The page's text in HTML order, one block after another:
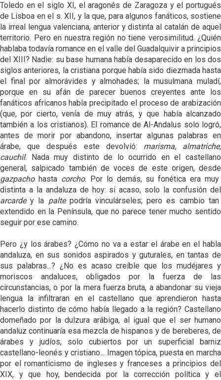
Toledo en el siglo XI, el aragonés de Zaragoza y el portugués
de Lisboa en el s. XII, y la que, para algunos fanáticos, sostiene
la irreal lengua valenciana, anterior y distinta al catalán de aquel
territorio. Pero en nuestra región no tiene verosimilitud. ¿Quién
hablaba todavía romance en el valle del Guadalquivir a principios
del XIII? Nadie: su base humana había desaparecido en los dos
siglos anteriores, la cristiana porque había sido diezmada hasta
el final por almorávides y almohades; la musulmana muladí,
porque en su afán de parecer buenos creyentes ante los
fanáticos africanos había precipitado el proceso de arabización
(que, por cierto, venía de muy atrás, y que había alcanzado
también a los cristianos). El romance de Al-Andalus solo logró,
antes de morir por abandono, insertar algunas palabras en
árabe, que después este devolvió: marisma, almatriche,
cauchil. Nada muy distinto de lo ocurrido en el castellano
general, salpicado también de voces de este origen, desde
gazpachohastacorcho. Por lo demás, su fonética era muy
distinta a la andaluza de hoy: si acaso, solo la confusión del
arcardey la paltepodría vinculárseles; pero es cambio tan
extendido en la Península, que no parece tener mucho sentido
seguir por ese camino.
Pero ¿y los árabes? ¿Cómo no va a estar el árabe en el habla
andaluza, en sus sonidos aspirados y guturales, en tantas de
sus palabras...? ¿No es acaso creíble que los mudéjares y
moriscos andaluces, obligados por la fuerza de las
circunstancias, o por la mera fuerza bruta, a abandonar su vieja
lengua la infiltraran en el castellano que aprendieron hasta
hacerlo distinto de cómo había llegado a la región? Castellano
domeñado por la dulzura arábiga, al igual que el ser humano
andaluz continuaría esa mezcla de hispanos y de bereberes, de
árabes y judíos, solo cubiertos por un superficial barniz
castellano-leonés y cristiano... Imagen tópica, puesta en marcha
por el romanticismo de ingleses y franceses a principios del
XIX, y que hoy, bendecida por la corrección política y el